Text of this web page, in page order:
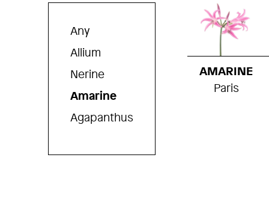
Any
Allium
Nerine
Amarine
Agapanthus
AMARINE
Paris